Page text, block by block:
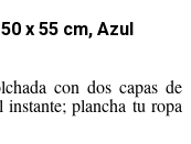
x 55 cm, Azul
con dos capas de
plancha tu ropa